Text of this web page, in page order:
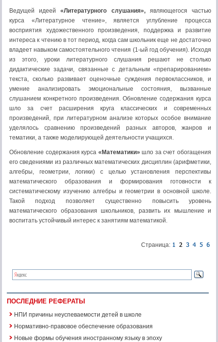
Ведущей идеей«Литературного слушания»,являющегося частью
курса «Литературное чтение», является углубление процесса
восприятия художественного произведения, поддержка и развитие
интереса к чтению в тот период, когда сам школьник еще не достаточно
владеет навыком самостоятельного чтения (1-ый год обучения). Исходя
из этого, уроки литературного слушания решают не столько
дидактические задачи, связанные с детальным «препарированием»
текста, сколько развивает оценочные суждения первоклассников, и
умение анализировать эмоциональные состояния, вызванные
слушанием конкретного произведения. Обновление содержания курса
шло за счет расширения круга классических и современных
произведений, при литературном анализе которых особое внимание
уделялось сравнению произведений разных авторов, жанров и
тематики, а также моделирующей деятельности учащихся.
Обновление содержания курса «Математики»шло за счет обогащения
его сведениями из различных математических дисциплин (арифметики,
алгебры, геометрии, логики) с целью установления перспективы
математического образования и формирования готовности к
систематическому изучению алгебры и геометрии в основной школе.
Такой подход позволяет существенно повысить уровень
математического образования школьников, развить их мышление и
воспитать устойчивый интерес к занятиям математикой.
Страница:
ПОСЛЕДНИЕ РЕФЕРАТЫ
НПИ причины неуспеваемости детей в школе
Нормативно-правовое обеспечение образования
Новые формы обучения иностранному языку в эпоху